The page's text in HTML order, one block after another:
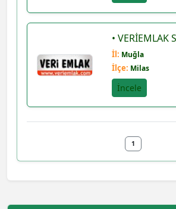
• VERİEMLAK
İl: Muğla
İlçe: Milas
İncele
1